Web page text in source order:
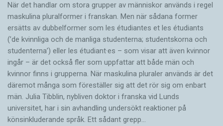
När det handlar om stora grupper av människor används i regel
maskulina pluralformer i franskan. Men när sådana ­former
ersätts av dubbel­former som les étudiantes et les étudiants
(’de kvinnliga och de manliga studenterna; studentskorna och
studenterna’) eller les étudiant·es – som visar att även kvinnor
ingår – är det också fler som uppfattar att både män och
kvinnor finns i grupperna. När maskulina pluraler används är det
där­emot många som föreställer sig att det rör sig om enbart
män. Julia Tibblin, nybliven doktor i franska vid Lunds
universitet, har i sin avhandling undersökt reaktioner på
könsinkluderande språk. Ett sådant grepp…